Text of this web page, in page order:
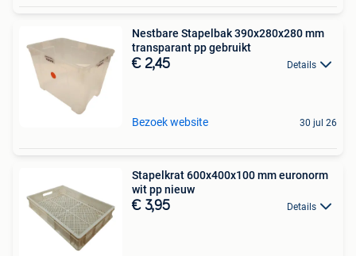
Nestbare Stapelbak 390x280x280 mm
transparant pp gebruikt
€ 2,45 Details
Bezoek website 30 jul 26
Stapelkrat 600x400x100 mm euronorm
wit pp nieuw
€ 3,95 Details